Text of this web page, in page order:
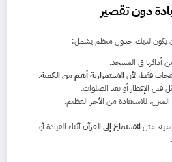
دون تقصير
يكون لديك جدول منظم يشمل:
أدائها في المسجد.
فقط، لأنالاستمرارية أهم من الكمية.
قبل الإفطار أو بعد الصلوات.
المنزل، للاستفادة من الأجر العظيم.
مثلالاستماع إلى القرآنأثناء القيادة أو
.